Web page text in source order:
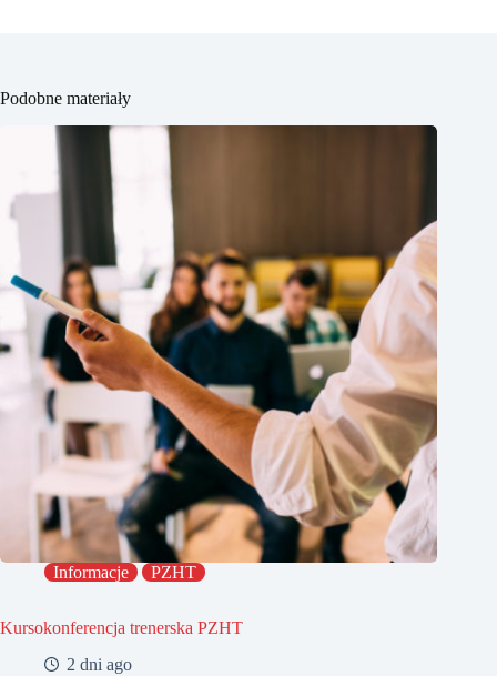
Podobne materiały
Informacje PZHT
Kursokonferencja trenerska PZHT
2 dni ago